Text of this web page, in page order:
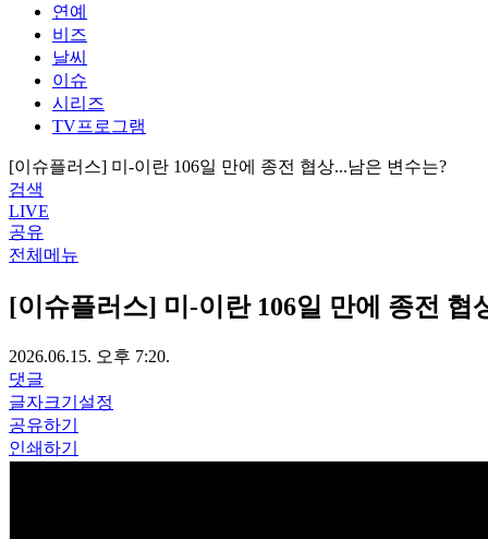
연예
비즈
날씨
이슈
시리즈
TV프로그램
[이슈플러스] 미-이란 106일 만에 종전 협상...남은 변수는?
검색
LIVE
공유
전체메뉴
[이슈플러스] 미-이란 106일 만에 종전 협
2026.06.15. 오후 7:20.
댓글
글자크기설정
공유하기
인쇄하기